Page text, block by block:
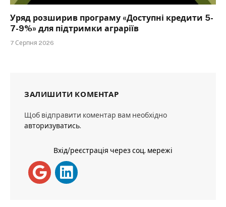
Уряд розширив програму «Доступні кредити 5-
7-9%» для підтримки аграріїв
7 Серпня 2026
ЗАЛИШИТИ КОМЕНТАР
Щоб відправити коментар вам необхідно
авторизуватись.
Вхід/реєстрація через соц. мережі